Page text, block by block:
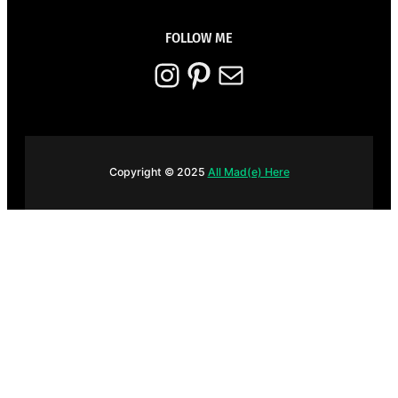
FOLLOW ME
Instagram Pinterest E-mail
Copyright © 2025 All Mad(e) Here